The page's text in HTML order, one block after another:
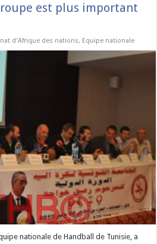
est plus important
d'Afrique des nations, Equipe nationale
nationale de Handball de Tunisie, a